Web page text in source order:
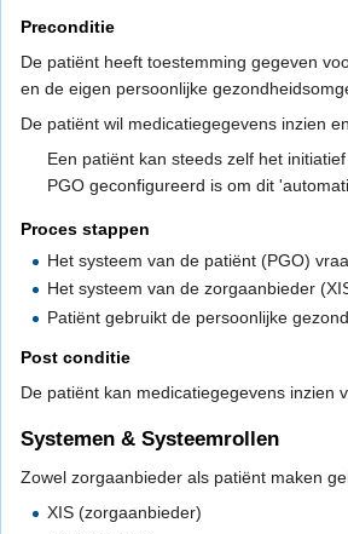
Preconditie
De patiënt heeft toestemming gegeven
en de eigen persoonlijke
De patiënt wil medicatiegegevens inzien
Een patiënt kan steeds zelf het
PGO geconfigureerd is om dit
Proces stappen
Het systeem van de patiënt (PGO)
Het systeem van de zorgaanbieder
Patiënt gebruikt de persoonlijke
Post conditie
De patiënt kan medicatiegegevens inzien
Systemen & Systeemrollen
Zowel zorgaanbieder als patiënt maken
XIS (zorgaanbieder)